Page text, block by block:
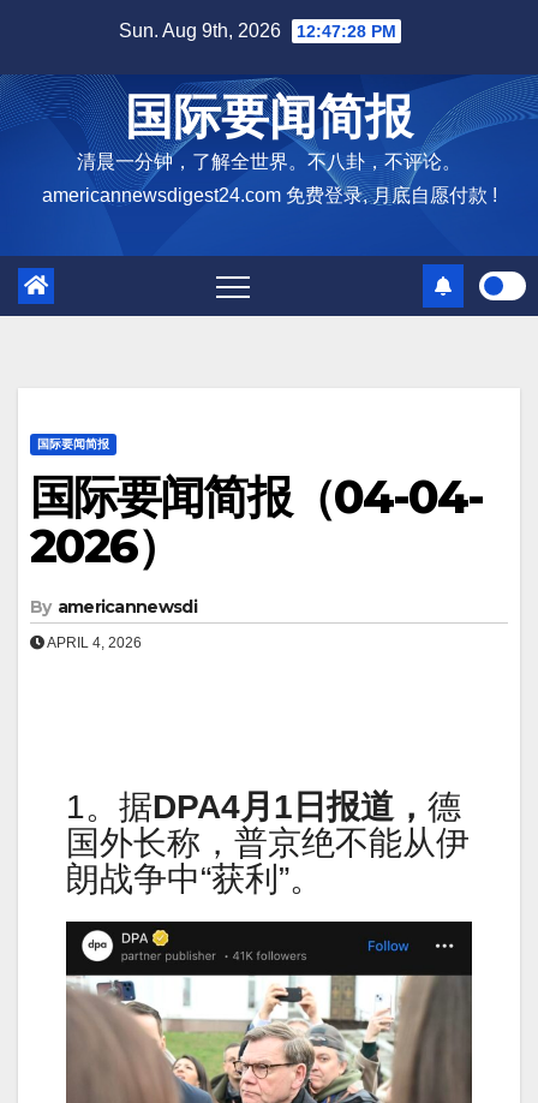
content
Sun. Aug 9th, 2026 12:47:29 PM
国际要闻简报
清晨一分钟，了解全世界。不八卦，不评论。
americannewsdigest24.com 免费登录, 月底自愿付款 !
国际要闻简报
国际要闻简报（04-04-
2026）
By americannewsdi
APRIL 4, 2026
1。据DPA4月1日报道， 德
国外长称，普京绝不能从伊
朗战争中“获利”。